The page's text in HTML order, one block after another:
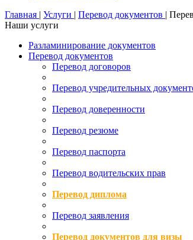
Главная | Услуги | Перевод документов |
Наши услуги
Разламинирование документов
Перевод документов
Перевод договоров
Перевод учредительных
Перевод доверенности
Перевод резюме
Перевод паспорта
Перевод водительских прав
Перевод диплома
Перевод заявления
Перевод документов для визы